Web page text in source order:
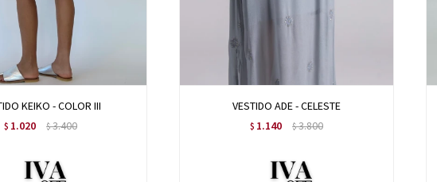
KEIKO - COLOR III
$ 1.020 $3.400
VESTIDO ADE - CELESTE
$ 1.140 $3.800